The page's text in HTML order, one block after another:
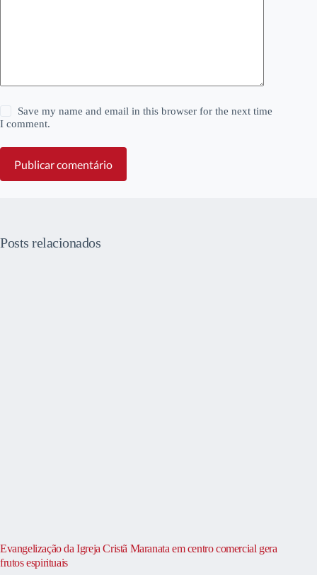
Save my name and email in this browser for the next time
I comment.
Publicar comentário
Posts relacionados
Evangelização da Igreja Cristã Maranata em centro comercial gera
frutos espirituais